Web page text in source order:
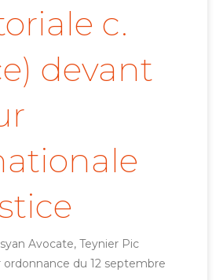
c.
devant
Avocate, Teynier Pic
du 12 septembre